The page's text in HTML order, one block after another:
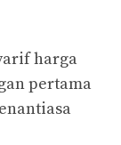
harga
pertama